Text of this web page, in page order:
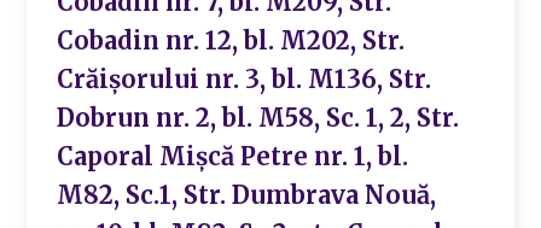
Cobadin nr. 12, bl. M202, Str.
Crăișorului nr. 3, bl. M136, Str.
Dobrun nr. 2, bl. M58, Sc. 1, 2, Str.
Caporal Mișcă Petre nr. 1, bl.
M82, Sc.1, Str. Dumbrava Nouă,